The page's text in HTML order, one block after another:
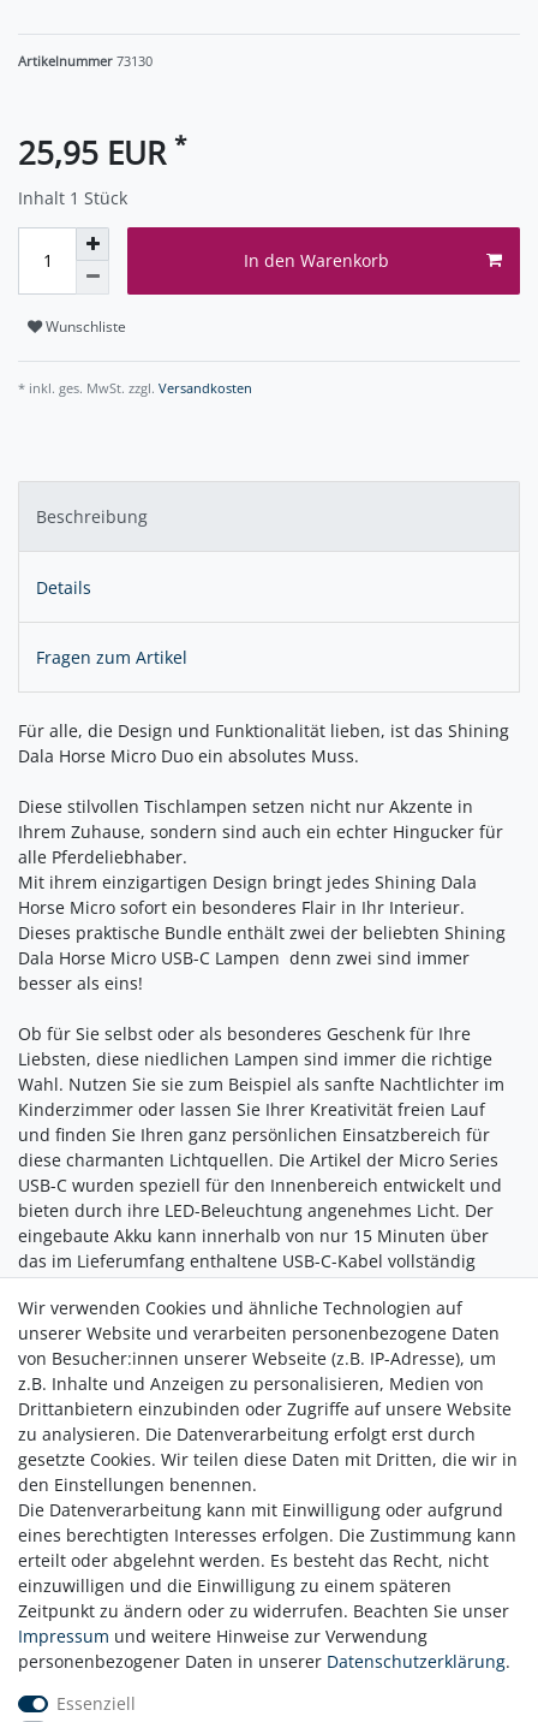
Artikelnummer 73130
25,95 EUR *
Inhalt 1 Stück
In den Warenkorb
Wunschliste
* inkl. ges. MwSt. zzgl. Versandkosten
Beschreibung
Details
Fragen zum Artikel
Für alle, die Design und Funktionalität lieben, ist das Shining
Dala Horse Micro Duo ein absolutes Muss.
Diese stilvollen Tischlampen setzen nicht nur Akzente in
Ihrem Zuhause, sondern sind auch ein echter Hingucker für
alle Pferdeliebhaber.
Mit ihrem einzigartigen Design bringt jedes Shining Dala
Horse Micro sofort ein besonderes Flair in Ihr Interieur.
Dieses praktische Bundle enthält zwei der beliebten Shining
Dala Horse Micro USB-C Lampen  denn zwei sind immer
besser als eins!
Ob für Sie selbst oder als besonderes Geschenk für Ihre
Liebsten, diese niedlichen Lampen sind immer die richtige
Wahl. Nutzen Sie sie zum Beispiel als sanfte Nachtlichter im
Kinderzimmer oder lassen Sie Ihrer Kreativität freien Lauf
und finden Sie Ihren ganz persönlichen Einsatzbereich für
diese charmanten Lichtquellen. Die Artikel der Micro Series
USB-C wurden speziell für den Innenbereich entwickelt und
bieten durch ihre LED-Beleuchtung angenehmes Licht. Der
eingebaute Akku kann innerhalb von nur 15 Minuten über
das im Lieferumfang enthaltene USB-C-Kabel vollständig
aufgeladen werden  und nach der Aufladung strahlen die
kleinen Leuchten bis zu fünf Stunden lang.
Verleihen Sie Ihrem Zuhause einen besonderen Touch mit
den Shining Dala Horse Micros  vielseitig einsetzbar und
immer ein schönes Highlight!
Zahlung
Versand
AGB
Wir verwenden Cookies und ähnliche Technologien auf
unserer Website und verarbeiten personenbezogene Daten
von Besucher:innen unserer Webseite (z.B. IP-Adresse), um
z.B. Inhalte und Anzeigen zu personalisieren, Medien von
Drittanbietern einzubinden oder Zugriffe auf unsere Website
zu analysieren. Die Datenverarbeitung erfolgt erst durch
gesetzte Cookies. Wir teilen diese Daten mit Dritten, die wir in
den Einstellungen benennen.
Die Datenverarbeitung kann mit Einwilligung oder aufgrund
eines berechtigten Interesses erfolgen. Die Zustimmung kann
erteilt oder abgelehnt werden. Es besteht das Recht, nicht
einzuwilligen und die Einwilligung zu einem späteren
Zeitpunkt zu ändern oder zu widerrufen. Beachten Sie unser
Impressum und weitere Hinweise zur Verwendung
personenbezogener Daten in unserer Daten­schutz­erklärung.
Essenziell